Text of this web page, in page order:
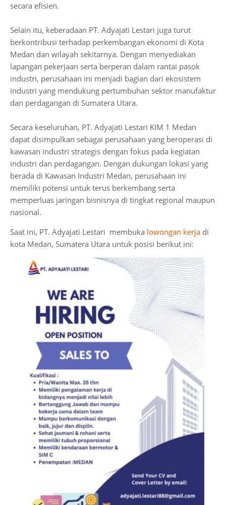
secara efisien.
Selain itu, keberadaan PT. Adyajati Lestari juga turut
berkontribusi terhadap perkembangan ekonomi di Kota
Medan dan wilayah sekitarnya. Dengan menyediakan
lapangan pekerjaan serta berperan dalam rantai pasok
industri, perusahaan ini menjadi bagian dari ekosistem
industri yang mendukung pertumbuhan sektor manufaktur
dan perdagangan di Sumatera Utara.
Secara keseluruhan, PT. Adyajati Lestari KIM 1 Medan
dapat disimpulkan sebagai perusahaan yang beroperasi di
kawasan industri strategis dengan fokus pada kegiatan
industri dan perdagangan. Dengan dukungan lokasi yang
berada di Kawasan Industri Medan, perusahaan ini
memiliki potensi untuk terus berkembang serta
memperluas jaringan bisnisnya di tingkat regional maupun
nasional.
Saat ini, PT. Adyajati Lestari membuka lowongan kerja di
kota Medan, Sumatera Utara untuk posisi berikut ini: